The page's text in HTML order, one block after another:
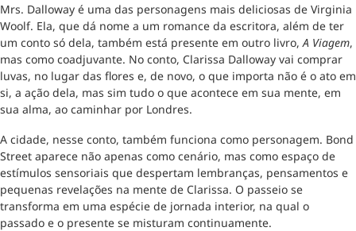
Mrs. Dalloway é uma das personagens mais deliciosas de Virginia
Woolf. Ela, que dá nome a um romance da escritora, além de ter
um conto só dela, também está presente em outro livro, A Viagem,
mas como coadjuvante. No conto, Clarissa Dalloway vai comprar
luvas, no lugar das flores e, de novo, o que importa não é o ato em
si, a ação dela, mas sim tudo o que acontece em sua mente, em
sua alma, ao caminhar por Londres.
A cidade, nesse conto, também funciona como personagem. Bond
Street aparece não apenas como cenário, mas como espaço de
estímulos sensoriais que despertam lembranças, pensamentos e
pequenas revelações na mente de Clarissa. O passeio se
transforma em uma espécie de jornada interior, na qual o
passado e o presente se misturam continuamente.